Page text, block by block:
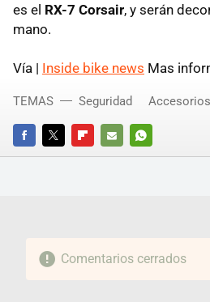
es el RX-7 Corsair, y serán
mano.
Vía | Inside bike news Mas
FACEBOOKTWITTERFLIPBOARD
E-
WHATSAPP
TEMAS Seguridad Accesorios
Comentarios cerrados